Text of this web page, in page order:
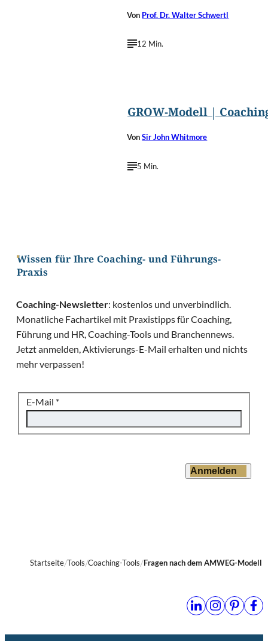
Von Prof. Dr. Walter Schwertl
12 Min.
GROW-Modell |
VonSir John Whitmore
5 Min.
Wissen für Ihre Coaching- und Führungs-
Praxis
Coaching-Newsletter: kostenlos und unverbindlich.
Monatliche Fachartikel mit Praxistipps für Coaching,
Führung und HR, Coaching-Tools und Branchennews.
Jetzt anmelden, Aktivierungs-E-Mail erhalten und nichts
mehr verpassen!
E-Mail *
Anmelden
Startseite Tools Coaching-Tools Fragen nach dem AMWEG-Modell